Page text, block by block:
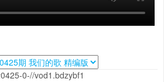
0-//vod1.bdzybf1